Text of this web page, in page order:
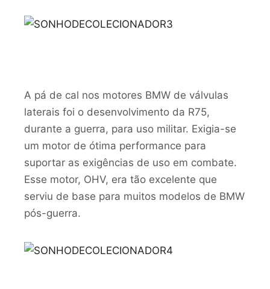
A pá de cal nos motores BMW de válvulas
laterais foi o desenvolvimento da R75,
durante a guerra, para uso militar. Exigia-se
um motor de ótima performance para
suportar as exigências de uso em combate.
Esse motor, OHV, era tão excelente que
serviu de base para muitos modelos de BMW
pós-guerra.